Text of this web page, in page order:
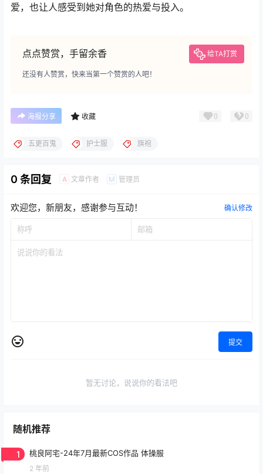
爱，也让人感受到她对角色的热爱与投入。
点点赞赏，手留余香 给TA打赏
还没有人赞赏，快来当第一个赞赏的人吧！
海报分享 收藏 0 0
五更百鬼 护士服 旗袍
0 条回复 A 文章作者 M 管理员
欢迎您，新朋友，感谢参与互动！ 确认修改
提交
暂无讨论，说说你的看法吧
随机推荐
1 桃良阿宅-24年7月最新COS作品 体操服
2 年前